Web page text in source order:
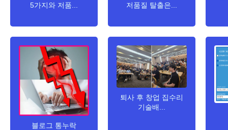
5가지와 저품...
저품질 탈출은...
블로그 통누락
퇴사 후 창업 집수리
기술배...